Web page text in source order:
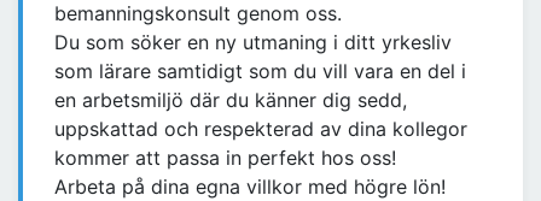
bemanningskonsult genom oss.
Du som söker en ny utmaning i ditt yrkesliv
som lärare samtidigt som du vill vara en del i
en arbetsmiljö där du känner dig sedd,
uppskattad och respekterad av dina kollegor
kommer att passa in perfekt hos oss!
Arbeta på dina egna villkor med högre lön!